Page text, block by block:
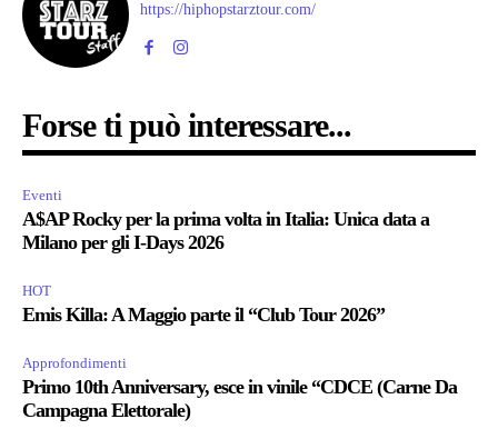
https://hiphopstarztour.com/
Forse ti può interessare...
Eventi
A$AP Rocky per la prima volta in Italia: Unica data a
Milano per gli I-Days 2026
HOT
Emis Killa: A Maggio parte il “Club Tour 2026”
Approfondimenti
Primo 10th Anniversary, esce in vinile “CDCE (Carne Da
Campagna Elettorale)